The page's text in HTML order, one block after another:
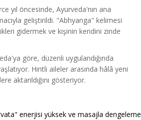
yıl öncesinde, Ayurveda'nın ana
geliştirildi. "Abhyanga" kelimesi
gidermek ve kişinin kendini zinde
göre, düzenli uygulandığında
Hintli aileler arasında hâlâ yeni
aktarıldığını gösteriyor.
enerjisi yüksek ve masajla dengeleme